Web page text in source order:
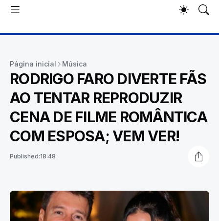
Página inicial Música
RODRIGO FARO DIVERTE FÃS
AO TENTAR REPRODUZIR
CENA DE FILME ROMÂNTICA
COM ESPOSA; VEM VER!
Published:18:48